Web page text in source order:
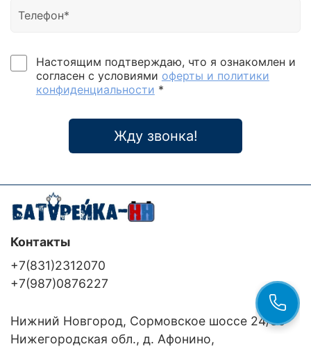
Настоящим подтверждаю, что я ознакомлен и
согласен с условиями оферты и политики
конфиденциальности *
Жду звонка!
Контакты
+7(831)2312070
+7(987)0876227
Нижний Новгород, Сормовское шоссе 24/36
Нижегородская обл., д. Афонино,